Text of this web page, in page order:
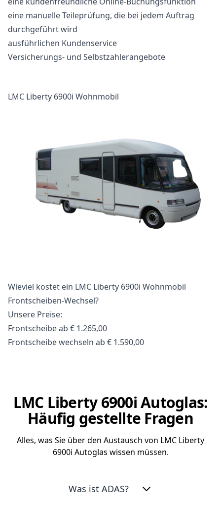
eine manuelle Teileprüfung, die bei jedem Auftrag
durchgeführt wird
ausführlichen Kundenservice
Versicherungs- und Selbstzahlerangebote
LMC Liberty 6900i Wohnmobil
Wieviel kostet ein LMC Liberty 6900i Wohnmobil
Frontscheiben-Wechsel?
Unsere Preise:
Frontscheibe ab € 1.265,00
Frontscheibe wechseln ab € 1.590,00
LMC Liberty 6900i Autoglas:
Häufig gestellte Fragen
Alles, was Sie über den Austausch von LMC Liberty
6900i Autoglas wissen müssen.
Was ist ADAS?